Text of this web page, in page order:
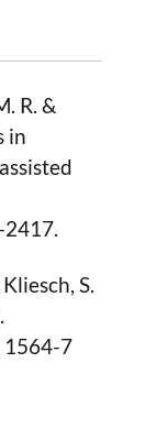
R. &
in
2417.
S.
1564-7